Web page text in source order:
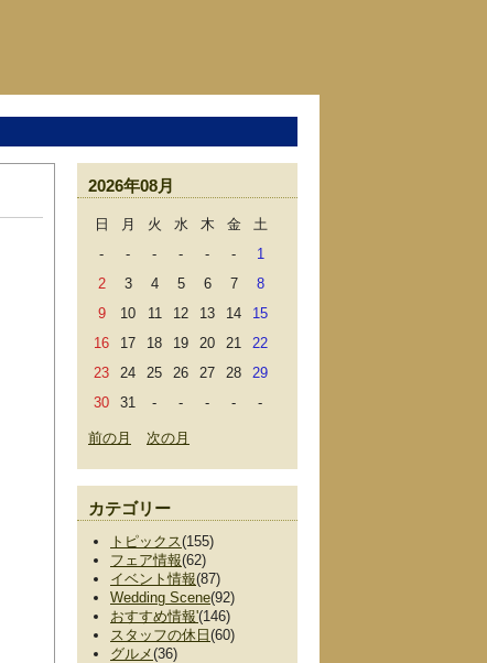
2026年08月
日 月 火 水 木 金
土
-
- - - - -
1
2
3 4 5 6 7
8
9
10 11 12 13 14
15
16
17 18 19 20 21
22
23
24 25 26 27 28
29
30
31 - - - - -
前の月 次の月
カテゴリー
トピックス(155)
フェア情報(62)
イベント情報(87)
Wedding Scene(92)
おすすめ情報'(146)
スタッフの休日 (60)
グルメ(36)